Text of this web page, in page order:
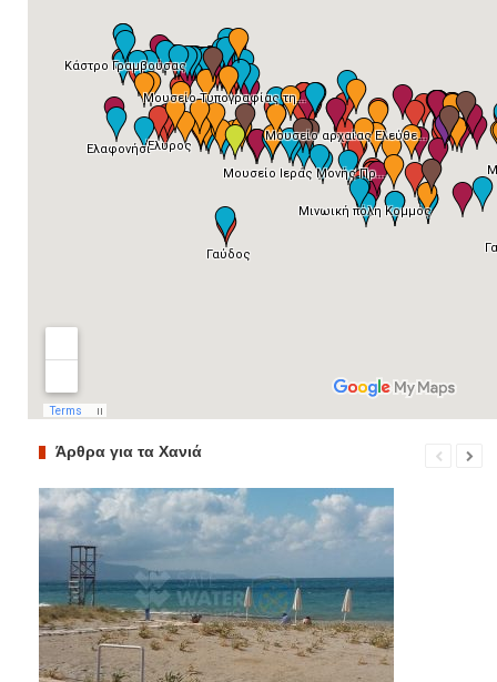
Άρθρα για τα Χανιά